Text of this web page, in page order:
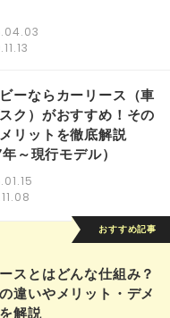
ーならカーリース（車
ク）がおすすめ！その
リットを徹底解説
年～現行モデル）
スとはどんな仕組み？
違いやメリット・デメ
解説